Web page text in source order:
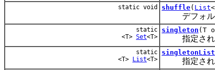
static void shuffle( List
デフォルト
static
<T> Set<T>
singleton (T
指定された
static
<T> List<T>
singletonList
指定された